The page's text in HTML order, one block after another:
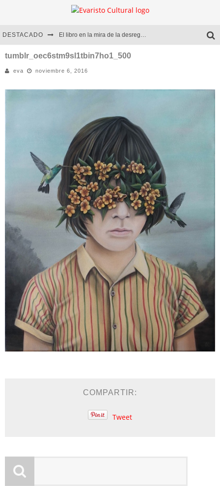
DESTACADO El libro en la mira de la desregulación
Marcelo Rubio | El llovedor
Diego Meret | Hotel Acapulco
tumblr_oec6stm9sl1tbin7ho1_500
eva noviembre 6, 2016
COMPARTIR:
Tweet